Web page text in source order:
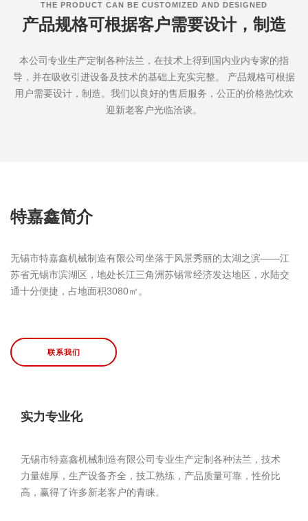
THE PRODUCT CAN BE CUSTOMIZED AND DESIGNED
产品规格可根据客户需要设计，制造
本公司专业生产定制各种法兰，在技术上得到国内业内专家的指
导，并在吸收引进设备及技术的基础上充实完整。 产品规格可根据
用户需要设计，制造。我们以良好的售后服务，公正的价格热忱欢
迎新老客户光临洽谈。
特嘉鑫简介
无锡市特嘉鑫机械制造有限公司坐落于风景秀丽的太湖之滨——江
苏省无锡市滨湖区，地处长江三角洲苏锡常经济发达地区，水陆交
通十分便捷，占地面积3080㎡。
联系我们
实力专业化
无锡市特嘉鑫机械制造有限公司专业生产定制各种法兰，技术
力量雄厚，生产设备齐全，技工熟练，产品质量可靠，性价比
高，赢得了许多新老客户的青睐。